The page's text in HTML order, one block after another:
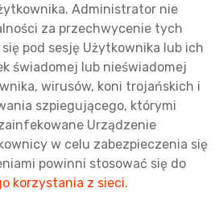
Administrator nie
za przechwycenie tych
pod sesję Użytkownika lub ich
świadomej lub nieświadomej
wirusów, koni trojańskich i
szpiegującego, którymi
Urządzenie
w celu zabezpieczenia się
powinni stosować się do
korzystania z sieci.